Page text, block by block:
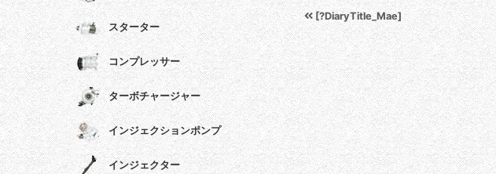
[?DiaryTitle_Mae]
スターター
コンプレッサー
ターボチャージャー
インジェクションポンプ
インジェクター